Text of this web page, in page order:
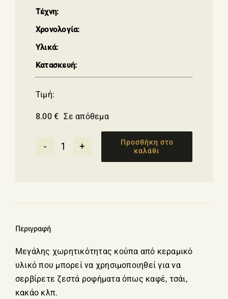
Τέχνη:
Χρονολογία:
Υλικά:
Κατασκευή:
Τιμή:
8.00€ Σε απόθεμα
Μεγάλη
Προσθήκη στο
καλάθι
Περιγραφή
Μεγάλης χωρητικότητας κούπα από κεραμικό
υλικό που μπορεί να χρησιμοποιηθεί για να
σερβίρετε ζεστά ροφήματα όπως καφέ, τσάι,
κακάο κλπ.